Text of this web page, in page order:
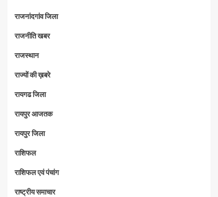
राजनांदगांव जिला
राजनीति खबर
राजस्थान
राज्यों की ख़बरे
रायगढ जिला
रायपुर आजतक
रायपुर जिला
राशिफल
राशिफल एवं पंचांग
राष्ट्रीय समाचार